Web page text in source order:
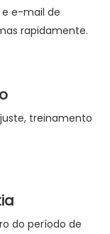
e-mail de
rapidamente.
treinamento
do período de